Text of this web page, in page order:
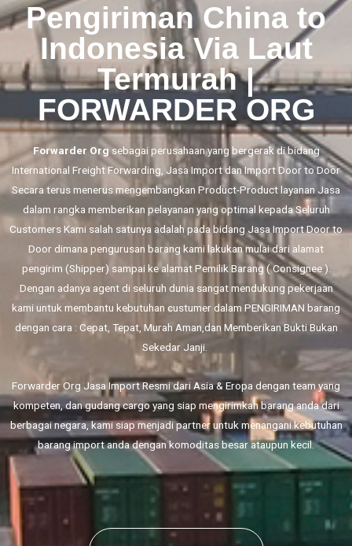
Pengiriman China to
Indonesia Via Laut
Termurah |
FORWARDER ORG
Forwarder Orgsebagai perusahaan yang bergerak di bidang
International Freight Forwarding, Jasa ImportdanImport Door to Door
Secara terus menerus mengembangkan Product-Product layanan Jasa
dalam rangka memberikan pelayanan yang optimal kepada Seluruh
Customers Kami salah satunya adalah pada bidang Jasa Import Door to
Door dimana pengurusan barang kami lakukan mulai dari alamat
pengirim (Shipper) sampai ke alamat Pemilik Barang ( Consignee ).
Dengan adanya agent di seluruh dunia sangat mendukung pekerjaan
kami untuk membantu kebutuhan custumer dalam PENGIRIMAN barang
dengan cara : Cepat, Tepat, Murah Aman,dan Memberikan Bukti Bukan
Sekedar Janji.
Forwarder Org Jasa Import Resmi dari Asia & Eropa dengan team yang
kompeten, dan gudang cargo yang siap mengirimkan barang anda dari
berbagai negara, kami siap menjadi partner untuk menangani kebutuhan
barang import anda dengan komoditas besar ataupun kecil.